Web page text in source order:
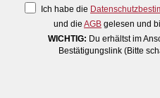
Ich habe die
und die AGB gelesen und
WICHTIG: Du erhältst im
Bestätigungslink (Bitte